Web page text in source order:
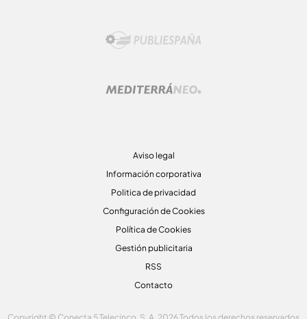
Aviso legal
Información corporativa
Politica de privacidad
Configuración de Cookies
Política de Cookies
Gestión publicitaria
RSS
Contacto